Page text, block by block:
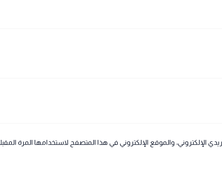
الإلكتروني، والموقع الإلكتروني في هذا المتصفح لاستخدامها المرة